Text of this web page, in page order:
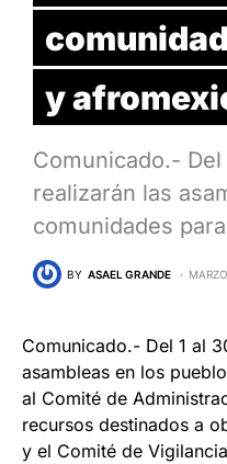
y
Comunicado.-
realizarán las
comunidades
BY ASAEL GRANDE
Comunicado.- Del 1 al
asambleas en los
al Comité de
recursos destinados a
y el Comité de Vigilancia